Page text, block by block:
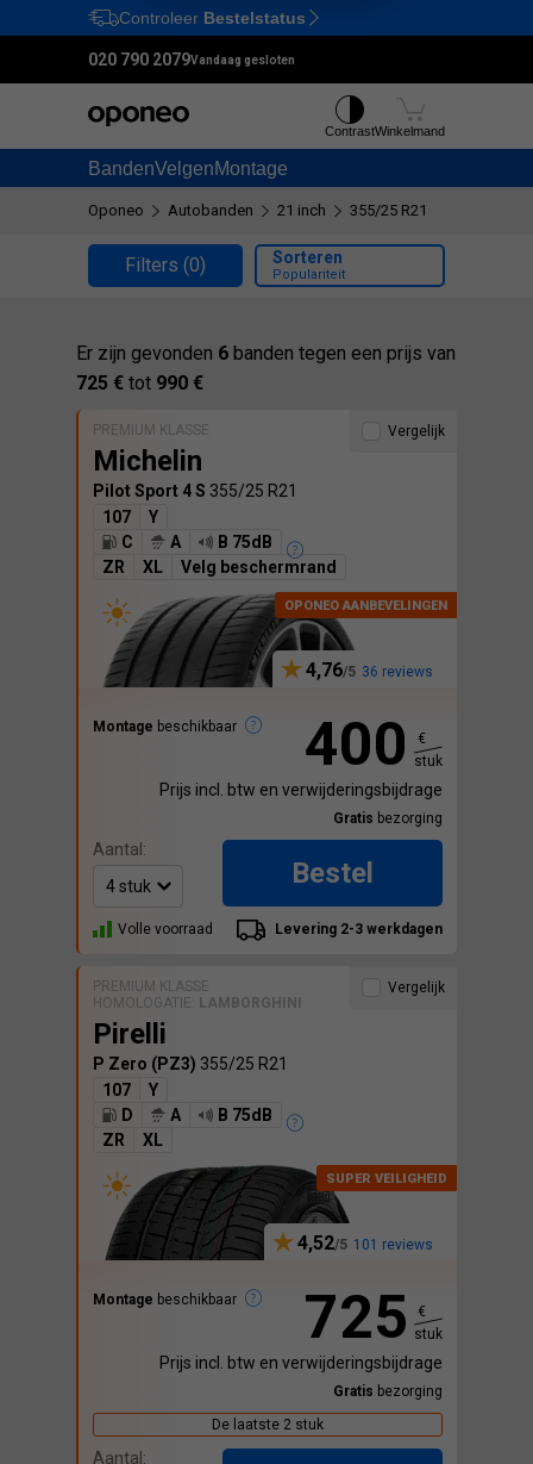
Ctrl M
Controleer Bestelstatus
020 790 2079Vandaag gesloten
BandenVelgenMontage
ContrastWinkelmand
Oponeo Autobanden 21 inch 355/25 R21
Filters (0)
Er zijn gevonden 6 banden tegen een prijs van
725 € tot 990 €
Sorteren
Populariteit
PREMIUM KLASSE
Michelin
Pilot Sport 4 S 355/25 R21
107
Y
C
A
B 75dB
ZR
XL Velg beschermrand
4,76 36 reviews
Montage beschikbaar
Vergelijk
400
€
stuk
Prijs incl. btw en verwijderingsbijdrage
Gratis bezorging
Aantal:
Bestel
Volle voorraad Levering 2-3 werkdagen
PREMIUM KLASSE
HOMOLOGATIE: LAMBORGHINI
Pirelli
P Zero (PZ3) 355/25 R21
107
Y
D
A
B 75dB
ZR
XL
4,52 101 reviews
Montage beschikbaar
Vergelijk
725
€
stuk
Prijs incl. btw en verwijderingsbijdrage
Gratis bezorging
De laatste 2 stuk
Aantal: